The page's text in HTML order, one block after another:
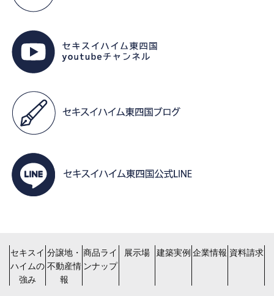
セキスイ
ハイムの
強み
分譲地・
不動産情
報
商品ライ
ンナップ
展示場 建築実例 企業情報 資料請求